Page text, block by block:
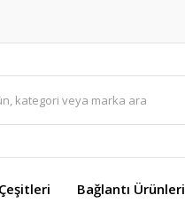
Bağlantı Ürünleri